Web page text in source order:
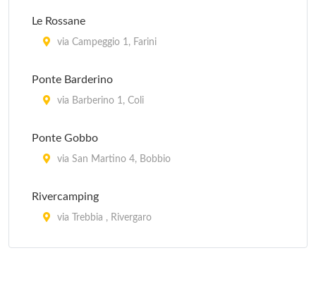
Le Rossane
via Campeggio 1, Farini
Ponte Barderino
via Barberino 1, Coli
Ponte Gobbo
via San Martino 4, Bobbio
Rivercamping
via Trebbia , Rivergaro